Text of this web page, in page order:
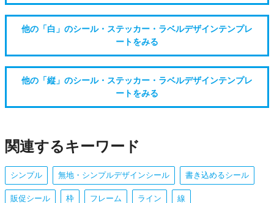
他の「白」のシール・ステッカー・ラベルデザインテンプレ
ートをみる
他の「縦」のシール・ステッカー・ラベルデザインテンプレ
ートをみる
関連するキーワード
シンプル 無地・シンプルデザインシール 書き込めるシール
販促シール 枠 フレーム ライン 線